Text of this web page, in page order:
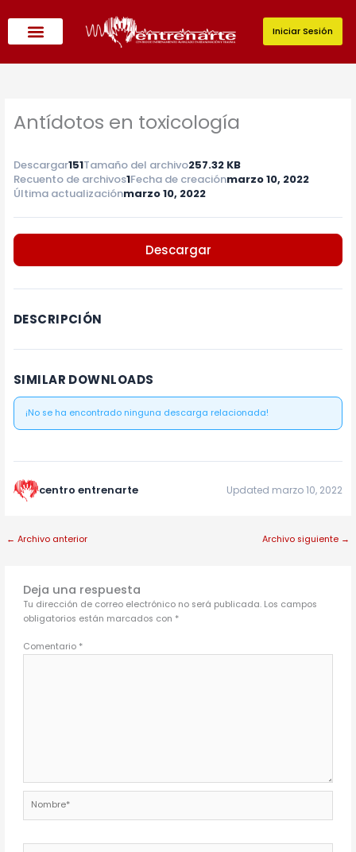
contenido
Iniciar Sesión
Antídotos en toxicología
Descargar151Tamaño del archivo257.32 KB
Recuento de archivos1Fecha de creaciónmarzo 10, 2022
Última actualizaciónmarzo 10, 2022
Descargar
DESCRIPCIÓN
SIMILAR DOWNLOADS
¡No se ha encontrado ninguna descarga relacionada!
centro entrenarte Updated marzo 10, 2022
← Archivo anterior Archivo siguiente →
Deja una respuesta
Tu dirección de correo electrónico no será publicada. Los campos
obligatorios están marcados con *
Comentario *